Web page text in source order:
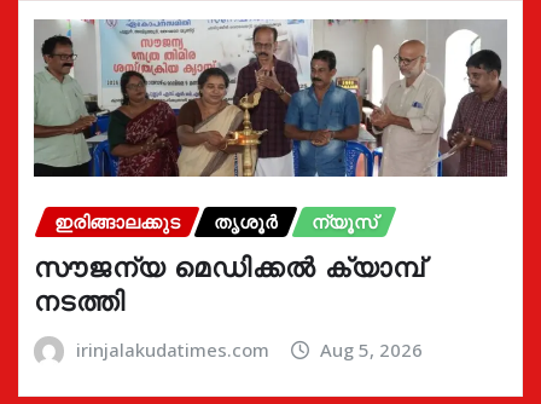
ഇരിങ്ങാലക്കുട തൃശൂർ ന്യൂസ്
സൗജന്യ മെഡിക്കൽ ക്യാമ്പ്
നടത്തി
irinjalakudatimes.com Aug 5, 2026